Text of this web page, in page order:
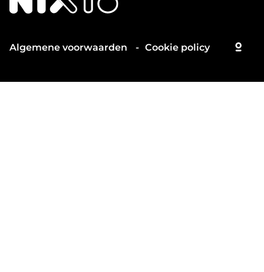
Algemene voorwaarden Cookie policy